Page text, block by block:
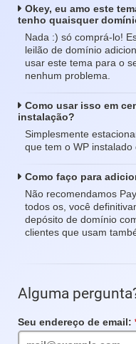
Okey, eu amo este
tenho quaisquer
Nada :) só comprá-lo!
leilão de domínio
usar este tema para o
nenhum problema.
Como usar isso em
instalação?
Simplesmente
que tem o WP
Como faço para
Não recomendamos
todos os, você
depósito de domínio
clientes que usam
Alguma
Seu endereço de email: